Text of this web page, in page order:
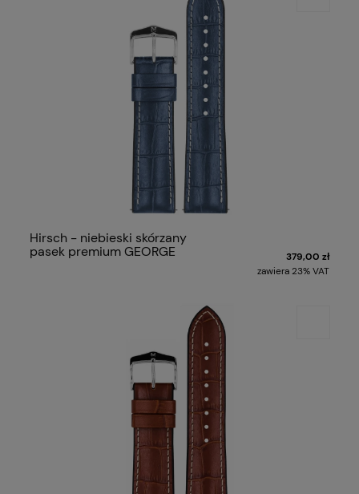
Hirsch - niebieski skórzany
pasek premium GEORGE
379,00 zł
zawiera 23% VAT